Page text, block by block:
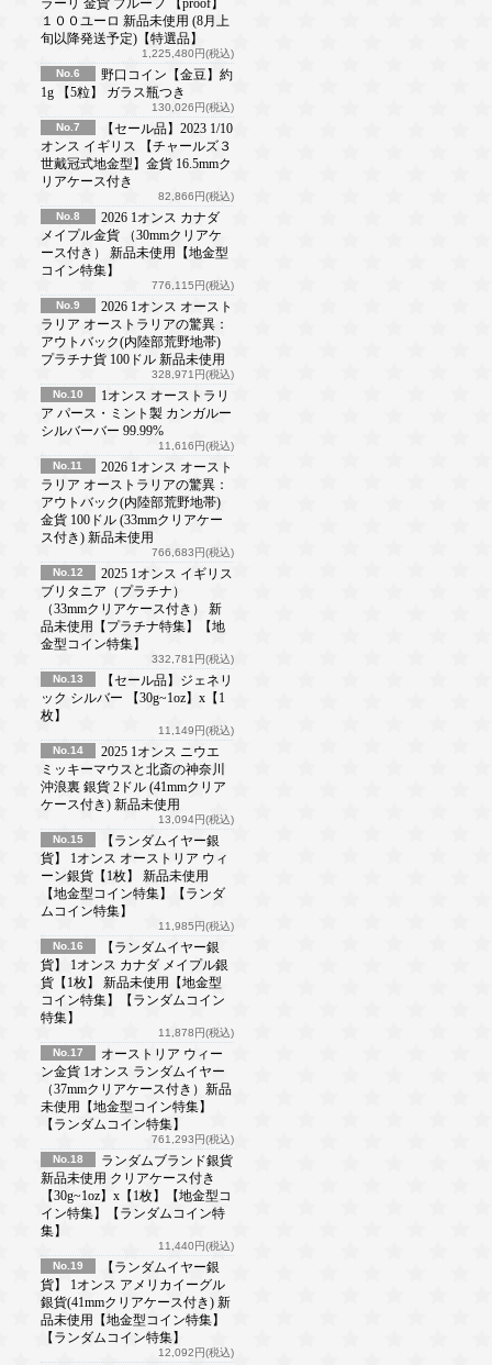
ラーリ 金貨 プルーフ 【proof】
１００ユーロ 新品未使用 (8月上
旬以降発送予定)【特選品】
1,225,480円(税込)
No.6
野口コイン【金豆】約
1g 【5粒】 ガラス瓶つき
130,026円(税込)
No.7
【セール品】2023 1/10
オンス イギリス 【チャールズ３
世戴冠式地金型】金貨 16.5mmク
リアケース付き
82,866円(税込)
No.8
2026 1オンス カナダ
メイプル金貨 （30mmクリアケ
ース付き） 新品未使用【地金型
コイン特集】
776,115円(税込)
No.9
2026 1オンス オースト
ラリア オーストラリアの驚異：
アウトバック(内陸部荒野地帯)
プラチナ貨 100ドル 新品未使用
328,971円(税込)
No.10
1オンス オーストラリ
ア パース・ミント製 カンガルー
シルバーバー 99.99%
11,616円(税込)
No.11
2026 1オンス オースト
ラリア オーストラリアの驚異：
アウトバック(内陸部荒野地帯)
金貨 100ドル (33mmクリアケー
ス付き) 新品未使用
766,683円(税込)
No.12
2025 1オンス イギリス
ブリタニア（プラチナ）
（33mmクリアケース付き） 新
品未使用【プラチナ特集】【地
金型コイン特集】
332,781円(税込)
No.13
【セール品】ジェネリ
ック シルバー 【30g~1oz】x【1
枚】
11,149円(税込)
No.14
2025 1オンス ニウエ
ミッキーマウスと北斎の神奈川
沖浪裏 銀貨 2ドル (41mmクリア
ケース付き) 新品未使用
13,094円(税込)
No.15
【ランダムイヤー銀
貨】 1オンス オーストリア ウィ
ーン銀貨【1枚】 新品未使用
【地金型コイン特集】【ランダ
ムコイン特集】
11,985円(税込)
No.16
【ランダムイヤー銀
貨】 1オンス カナダ メイプル銀
貨【1枚】 新品未使用【地金型
コイン特集】【ランダムコイン
特集】
11,878円(税込)
No.17
オーストリア ウィー
ン金貨 1オンス ランダムイヤー
（37mmクリアケース付き）新品
未使用【地金型コイン特集】
【ランダムコイン特集】
761,293円(税込)
No.18
ランダムブランド銀貨
新品未使用 クリアケース付き
【30g~1oz】x【1枚】【地金型コ
イン特集】【ランダムコイン特
集】
11,440円(税込)
No.19
【ランダムイヤー銀
貨】 1オンス アメリカイーグル
銀貨(41mmクリアケース付き) 新
品未使用【地金型コイン特集】
【ランダムコイン特集】
12,092円(税込)